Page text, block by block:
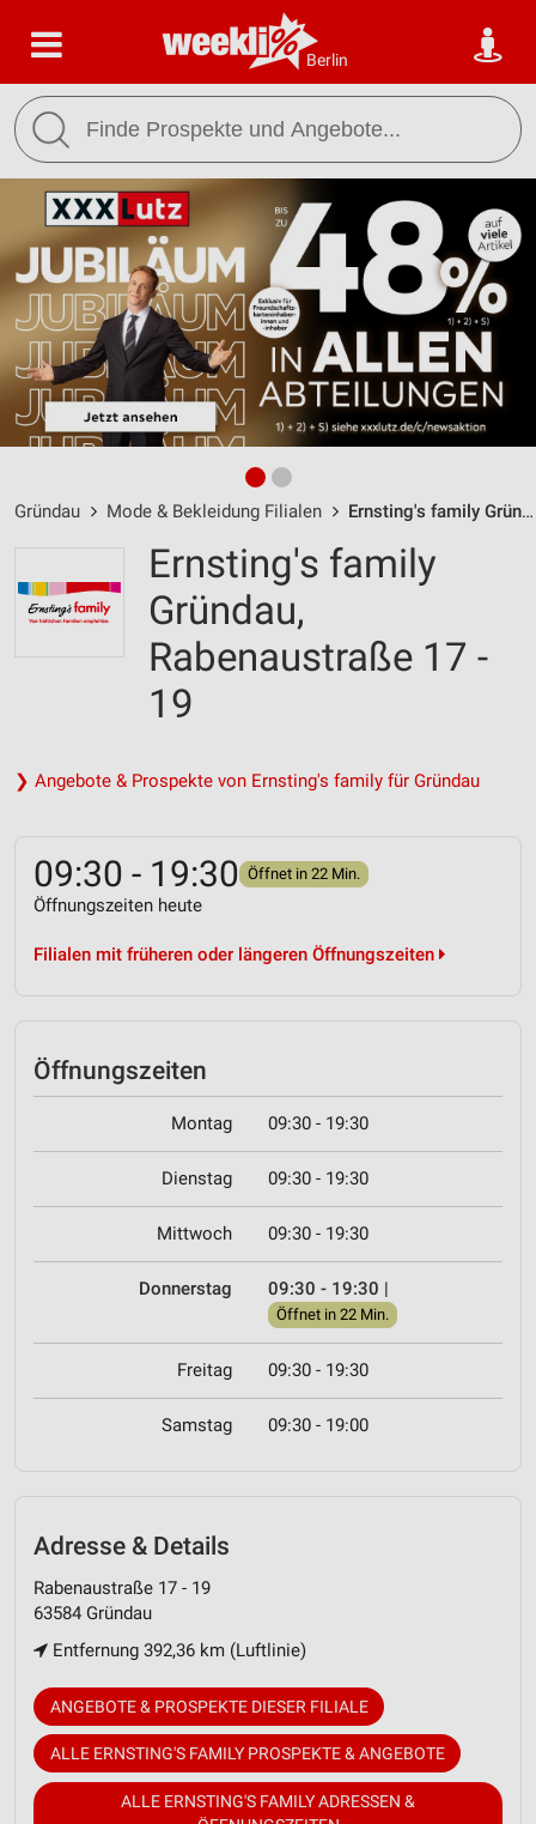
Berlin
Gründau Mode & Bekleidung Filialen Ernsting's family Gründau / Rabenaustraße 17 - 19 - Öffnungszeiten & Adresse
Ernsting's family
Gründau,
Rabenaustraße 17 -
19
❯ Angebote & Prospekte von Ernsting's family für Gründau
09:30 - 19:30 Öffnet in 22 Min.
Öffnungszeiten heute
Filialen mit früheren oder längeren Öffnungszeiten
Öffnungszeiten
Montag 09:30 - 19:30
Dienstag 09:30 - 19:30
Mittwoch 09:30 - 19:30
Donnerstag 09:30 - 19:30 |
Öffnet in 22 Min.
Freitag 09:30 - 19:30
Samstag 09:30 - 19:00
Adresse & Details
Rabenaustraße 17 - 19
63584 Gründau
Entfernung 392,36 km (Luftlinie)
ANGEBOTE & PROSPEKTE DIESER FILIALE
ALLE ERNSTING'S FAMILY PROSPEKTE & ANGEBOTE
ALLE ERNSTING'S FAMILY ADRESSEN &